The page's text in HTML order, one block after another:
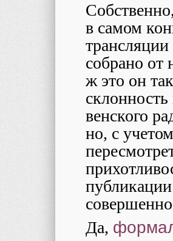
в самом
трансляции
собрано от
ж это он
венского
но, с
Да,